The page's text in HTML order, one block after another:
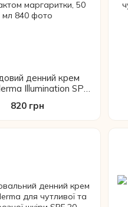
денний крем
Illumination SPF
50 мл
820 грн